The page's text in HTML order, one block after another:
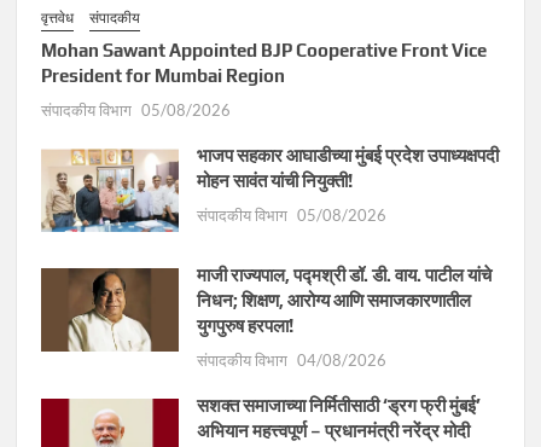
वृत्तवेध संपादकीय
Mohan Sawant Appointed BJP Cooperative Front Vice
President for Mumbai Region
संपादकीय विभाग 05/08/2026
भाजप सहकार आघाडीच्या मुंबई प्रदेश उपाध्यक्षपदी
मोहन सावंत यांची नियुक्ती!
संपादकीय विभाग 05/08/2026
माजी राज्यपाल, पद्मश्री डॉ. डी. वाय. पाटील यांचे
निधन; शिक्षण, आरोग्य आणि समाजकारणातील
युगपुरुष हरपला!
संपादकीय विभाग 04/08/2026
सशक्त समाजाच्या निर्मितीसाठी ‘ड्रग फ्री मुंबई’
अभियान महत्त्वपूर्ण – प्रधानमंत्री नरेंद्र मोदी